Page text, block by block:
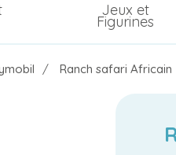
Jeux et
Figurines
Ranch safari Africain